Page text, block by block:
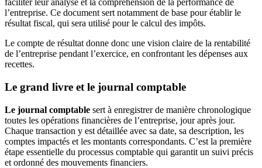
faciliter leur analyse et la compréhension de la performance de
l’entreprise. Ce document sert notamment de base pour établir le
résultat fiscal, qui sera utilisé pour le calcul des impôts.
Le compte de résultat donne donc une vision claire de la rentabilité
de l’entreprise pendant l’exercice, en confrontant les dépenses aux
recettes.
Le grand livre et le journal comptable
Le journal comptable sert à enregistrer de manière chronologique
toutes les opérations financières de l’entreprise, jour après jour.
Chaque transaction y est détaillée avec sa date, sa description, les
comptes impactés et les montants correspondants. C’est la première
étape essentielle du processus comptable qui garantit un suivi précis
et ordonné des mouvements financiers.